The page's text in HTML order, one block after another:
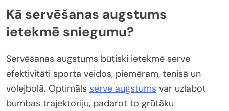
Kā servēšanas augstums
ietekmē sniegumu?
Servēšanas augstums būtiski ietekmē serve
efektivitāti sporta veidos, piemēram, tenisā un
volejbolā. Optimāls serve augstums var uzlabot
bumbas trajektoriju, padarot to grūtāku